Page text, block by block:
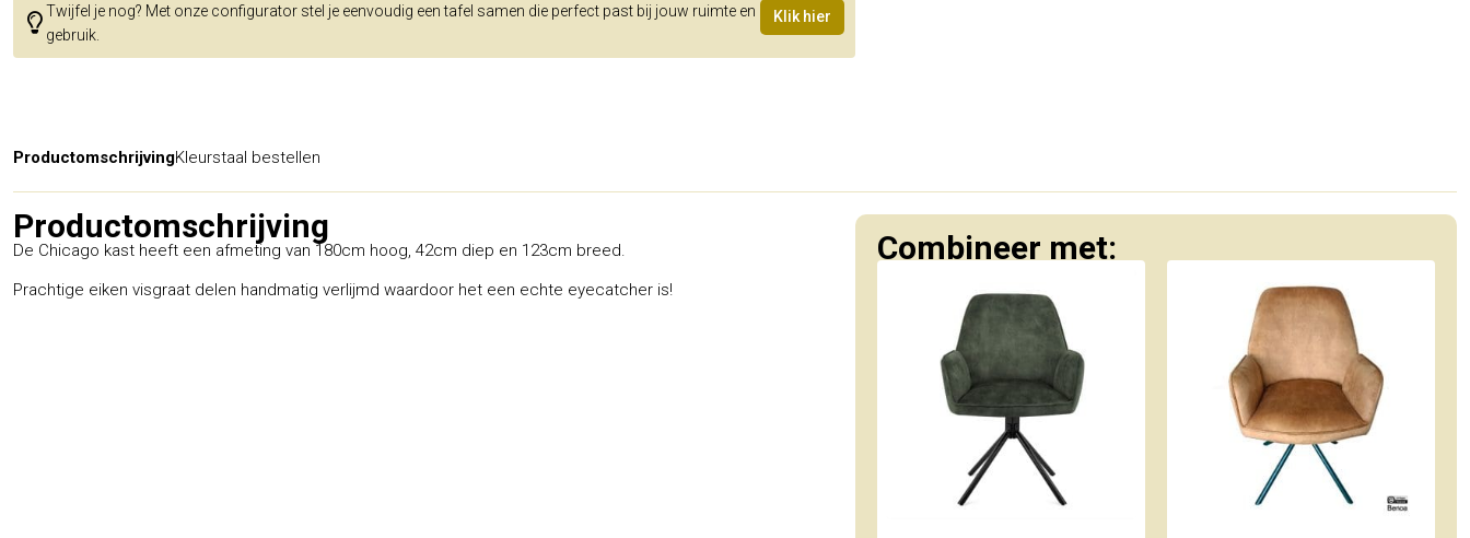
Twijfel je nog? Met onze configurator stel je eenvoudig een tafel samen die perfect past bij jouw ruimte en
gebruik.
Klik hier
ProductomschrijvingKleurstaal bestellen
Productomschrijving
De Chicago kast heeft een afmeting van 180cm hoog, 42cm diep en 123cm breed.
Prachtige eiken visgraat delen handmatig verlijmd waardoor het een echte eyecatcher is!
Combineer met: